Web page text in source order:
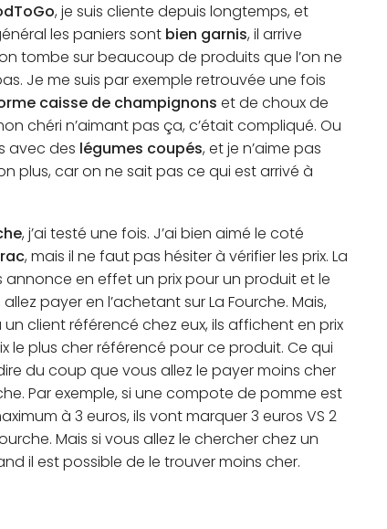
, je suis cliente depuis longtemps, et
les paniers sont bien garnis, il arrive
tombe sur beaucoup de produits que l’on ne
Je me suis par exemple retrouvée une fois
caisse de champignons et de choux de
chéri n’aimant pas ça, c’était compliqué. Ou
avec des légumes coupés, et je n’aime pas
plus, car on ne sait pas ce qui est arrivé à
, j’ai testé une fois. J’ai bien aimé le coté
, mais il ne faut pas hésiter à vérifier les prix. La
annonce en effet un prix pour un produit et le
payer en l’achetant sur La Fourche. Mais,
client référencé chez eux, ils affichent en prix
le plus cher référencé pour ce produit. Ce qui
du coup que vous allez le payer moins cher
Par exemple, si une compote de pomme est
à 3 euros, ils vont marquer 3 euros VS 2
Mais si vous allez le chercher chez un
il est possible de le trouver moins cher.